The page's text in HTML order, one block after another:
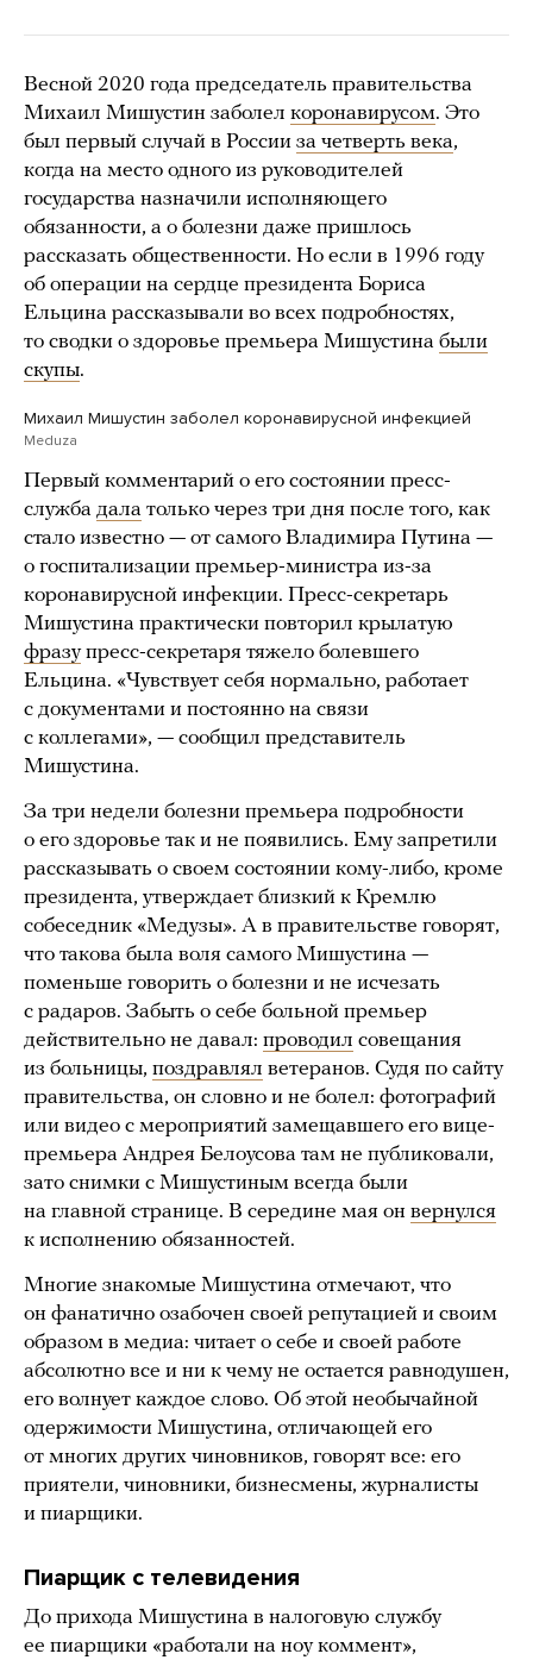
Весной 2020 года председатель правительства
Михаил Мишустин заболел коронавирусом. Это
был первый случай в России за четверть века,
когда на место одного из руководителей
государства назначили исполняющего
обязанности, а о болезни даже пришлось
рассказать общественности. Но если в 1996 году
об операции на сердце президента Бориса
Ельцина рассказывали во всех подробностях,
то сводки о здоровье премьера Мишустина были
скупы.
Михаил Мишустин заболел коронавирусной инфекцией
Meduza
Первый комментарий о его состоянии пресс-
служба дала только через три дня после того, как
стало известно — от самого Владимира Путина —
о госпитализации премьер-министра из-за
коронавирусной инфекции. Пресс-секретарь
Мишустина практически повторил крылатую
фразупресс-секретаря тяжело болевшего
Ельцина. «Чувствует себя нормально, работает
с документами и постоянно на связи
с коллегами», — сообщил представитель
Мишустина.
За три недели болезни премьера подробности
о его здоровье так и не появились. Ему запретили
рассказывать о своем состоянии кому-либо, кроме
президента, утверждает близкий к Кремлю
собеседник «Медузы». А в правительстве говорят,
что такова была воля самого Мишустина —
поменьше говорить о болезни и не исчезать
с радаров. Забыть о себе больной премьер
действительно не давал: проводил совещания
из больницы, поздравлял ветеранов. Судя по сайту
правительства, он словно и не болел: фотографий
или видео с мероприятий замещавшего его вице-
премьера Андрея Белоусова там не публиковали,
зато снимки с Мишустиным всегда были
на главной странице. В середине мая он вернулся
к исполнению обязанностей.
Многие знакомые Мишустина отмечают, что
он фанатично озабочен своей репутацией и своим
образом в медиа: читает о себе и своей работе
абсолютно все и ни к чему не остается равнодушен,
его волнует каждое слово. Об этой необычайной
одержимости Мишустина, отличающей его
от многих других чиновников, говорят все: его
приятели, чиновники, бизнесмены, журналисты
и пиарщики.
Пиарщик с телевидения
До прихода Мишустина в налоговую службу
ее пиарщики «работали на ноу коммент»,